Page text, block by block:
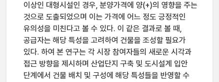
이상인 대형시설인 경우, 분양가격에 양(+)의 영향을 주는
것으로 도출되었으며 이는 가격에 어느 정도 긍정적인
유의성을 미친다고 볼 수 있다. 이 같은 결과로 볼 때,
공급자는 해당 특성을 고려하여 건물을 조성할 필요가
있다. 하여 본 연구는 각 시장 참여자들의 새로운 시각과
접근 방향을 제시하며 산업단지 구축 및 도시설계 입안
단계에서 건물 배치 및 구성에 해당 특성들을 반영할 수